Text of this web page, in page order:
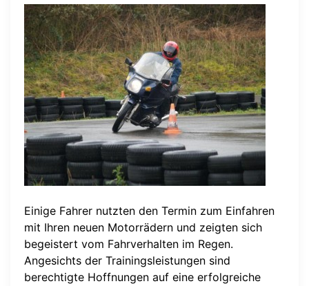
Einige Fahrer nutzten den Termin zum Einfahren
mit Ihren neuen Motorrädern und zeigten sich
begeistert vom Fahrverhalten im Regen.
Angesichts der Trainingsleistungen sind
berechtigte Hoffnungen auf eine erfolgreiche